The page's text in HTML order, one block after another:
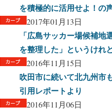
を積極的に活用せよ！の
2017年01月13日
「広島サッカー場候補
を整理した」というけれ
2016年11月15日
吹田市に続いて北九州市
引用レポートより
2016年11月06日